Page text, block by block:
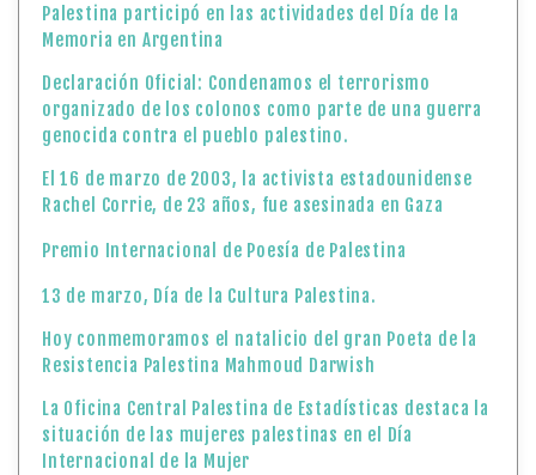
Palestina participó en las actividades del Día de la
Memoria en Argentina
Declaración Oficial: Condenamos el terrorismo
organizado de los colonos como parte de una guerra
genocida contra el pueblo palestino.
El 16 de marzo de 2003, la activista estadounidense
Rachel Corrie, de 23 años, fue asesinada en Gaza
Premio Internacional de Poesía de Palestina
13 de marzo, Día de la Cultura Palestina.
Hoy conmemoramos el natalicio del gran Poeta de la
Resistencia Palestina Mahmoud Darwish
La Oficina Central Palestina de Estadísticas destaca la
situación de las mujeres palestinas en el Día
Internacional de la Mujer